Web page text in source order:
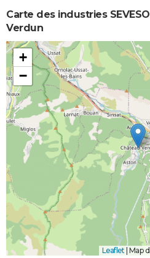
Carte des industries
Verdun
+
−
Leaflet Map